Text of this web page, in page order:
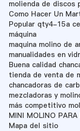
molienda de discos
Como Hacer Un
Popular qty4-15a
máquina
maquina molino de
manualidades en
Buena calidad
tienda de venta de
chancadoras de
mezcladoras y
más competitivo
MINI MOLINO
Mapa del sitio